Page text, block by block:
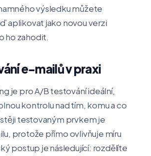
výsledku můžete
aplikovat jako novou verzi
ho zahodit.
e-mailů v praxi
je pro A/B testování ideální,
kontrolu nad tím, komu a co
testovaným prvkem je
protože přímo ovlivňuje míru
postup je následující: rozdělíte